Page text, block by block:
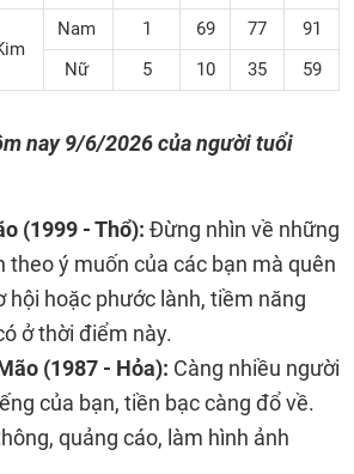
Nam 1 69 77
91
Nữ
5 10 35 59
nay9/6/2026 của người tuổi
(1999 - Thổ): Đừng nhìn về những
theo ý muốn của các bạn mà quên
hội hoặc phước lành, tiềm năng
ở thời điểm này.
(1987 - Hỏa): Càng nhiều người
của bạn, tiền bạc càng đổ về.
quảng cáo, làm hình ảnh